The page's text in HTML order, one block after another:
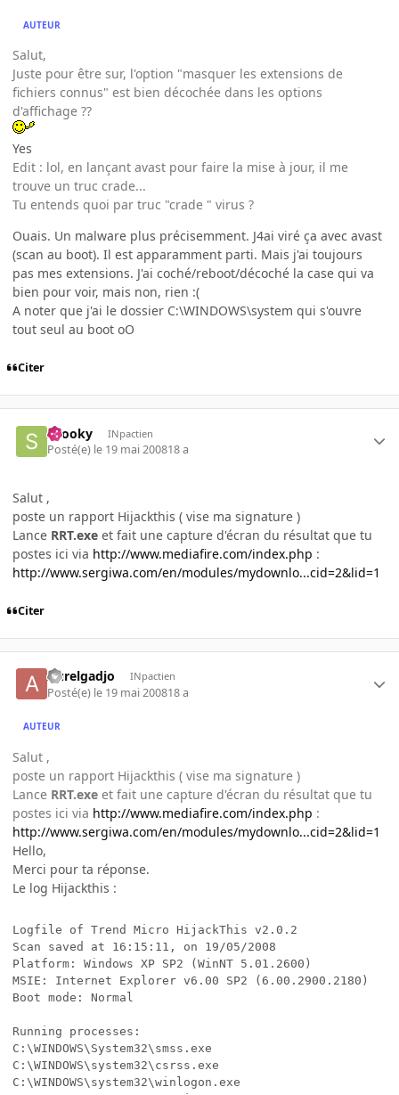
AUTEUR
Salut,
Juste pour être sur, l'option "masquer les extensions de
fichiers connus" est bien décochée dans les options
d'affichage ??
Yes
Edit : lol, en lançant avast pour faire la mise à jour, il me
trouve un truc crade...
Tu entends quoi par truc "crade " virus ?
Ouais. Un malware plus précisemment. J4ai viré ça avec avast
(scan au boot). Il est apparamment parti. Mais j'ai toujours
pas mes extensions. J'ai coché/reboot/décoché la case qui va
bien pour voir, mais non, rien :(
A noter que j'ai le dossier C:\WINDOWS\system qui s'ouvre
tout seul au boot oO
Citer
snooky INpactien
Posté(e) le 19 mai 200818 a
Salut ,
poste un rapport Hijackthis ( vise ma signature )
Lance RRT.exe et fait une capture d'écran du résultat que tu
postes ici via http://www.mediafire.com/index.php :
http://www.sergiwa.com/en/modules/mydownlo...cid=2&lid=1
Citer
Aurelgadjo INpactien
Posté(e) le 19 mai 200818 a
AUTEUR
Salut ,
poste un rapport Hijackthis ( vise ma signature )
Lance RRT.exe et fait une capture d'écran du résultat que tu
postes ici via http://www.mediafire.com/index.php :
http://www.sergiwa.com/en/modules/mydownlo...cid=2&lid=1
Hello,
Merci pour ta réponse.
Le log Hijackthis :
Logfile of Trend Micro HijackThis v2.0.2
Scan saved at 16:15:11, on 19/05/2008
Platform: Windows XP SP2 (WinNT 5.01.2600)
MSIE: Internet Explorer v6.00 SP2 (6.00.2900.2180)
Boot mode: Normal
Running processes:
C:\WINDOWS\System32\smss.exe
C:\WINDOWS\system32\csrss.exe
C:\WINDOWS\system32\winlogon.exe